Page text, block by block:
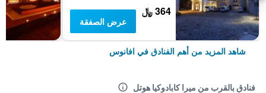
364 ﷼
عرض الصفقة
شاهد المزيد من أهم الفنادق في افانوس
فنادق بالقرب من ميرا كابادوكيا هوتل